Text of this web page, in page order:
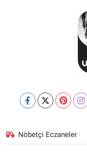
Nöbetçi Eczaneler